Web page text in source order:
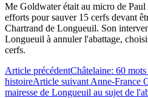
Me Goldwater était au micro de
efforts pour sauver 15 cerfs devant
Chartrand de Longueuil. Son
Longueuil à annuler l'abattage,
cerfs.
Article précédentChâtelaine: 60
histoireArticle suivant Anne-France
mairesse de Longueuil au sujet de